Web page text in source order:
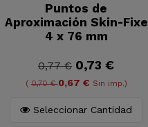
Puntos de
Aproximación Skin-Fixe
4 x 76 mm
0,77 € 0,73 €
(0,70 €0,67 € Sin imp.)
Seleccionar Cantidad